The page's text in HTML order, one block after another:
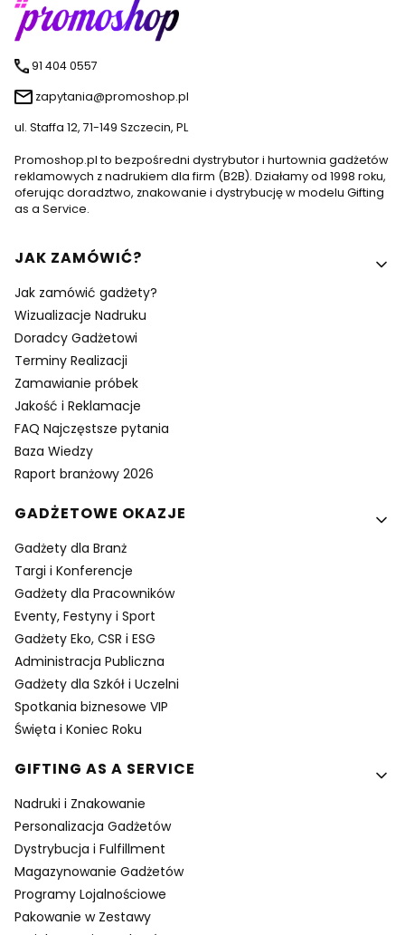
91 404 0557
zapytania@promoshop.pl
ul. Staffa 12, 71-149 Szczecin, PL
Promoshop.pl to bezpośredni dystrybutor i hurtownia gadżetów
reklamowych z nadrukiem dla firm (B2B). Działamy od 1998 roku,
oferując doradztwo, znakowanie i dystrybucję w modelu Gifting
as a Service.
Linki w stopce
JAK ZAMÓWIĆ?
Jak zamówić gadżety?
Wizualizacje Nadruku
Doradcy Gadżetowi
Terminy Realizacji
Zamawianie próbek
Jakość i Reklamacje
FAQ Najczęstsze pytania
Baza Wiedzy
Raport branżowy 2026
GADŻETOWE OKAZJE
Gadżety dla Branż
Targi i Konferencje
Gadżety dla Pracowników
Eventy, Festyny i Sport
Gadżety Eko, CSR i ESG
Administracja Publiczna
Gadżety dla Szkół i Uczelni
Spotkania biznesowe VIP
Święta i Koniec Roku
GIFTING AS A SERVICE
Nadruki i Znakowanie
Personalizacja Gadżetów
Dystrybucja i Fulfillment
Magazynowanie Gadżetów
Programy Lojalnościowe
Pakowanie w Zestawy